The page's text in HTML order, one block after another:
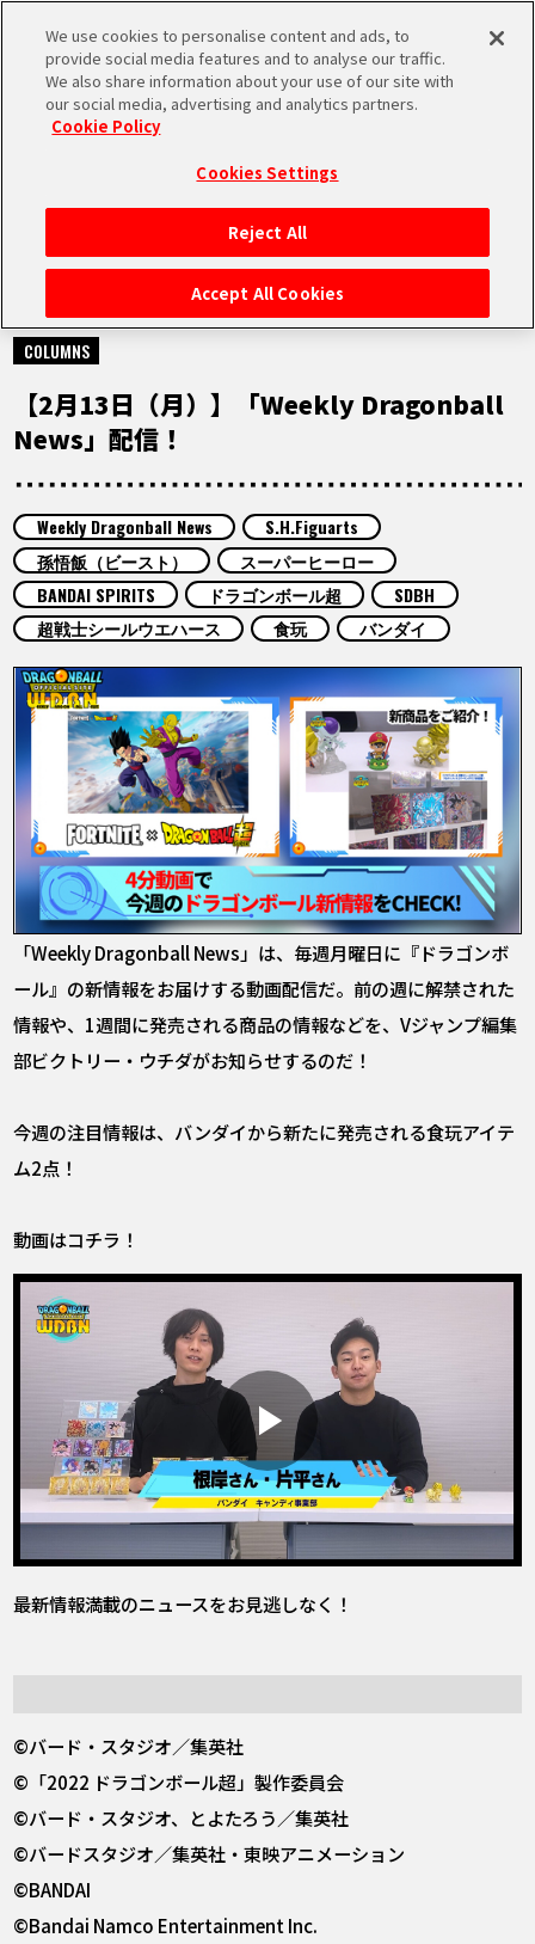
MEN
HOME
NEWS
RANKING
MOVIE
COLUMNS
ABOUT
LANGUAGE
EN FR DE ES
NEWS
2023.02.13
COLUMNS
【2月13日（月）】「Weekly Dragonball
News」配信！
Weekly Dragonball News
S.H.Figuarts
孫悟飯（ビースト）
スーパーヒーロー
BANDAI SPIRITS
ドラゴンボール超
SDBH
超戦士シールウエハース
食玩 バンダイ
「Weekly Dragonball News」は、毎週月曜日に『ドラゴンボ
ール』の新情報をお届けする動画配信だ。前の週に解禁された
情報や、1週間に発売される商品の情報などを、Vジャンプ編集
部ビクトリー・ウチダがお知らせするのだ！
今週の注目情報は、バンダイから新たに発売される食玩アイテ
ム2点！
動画はコチラ！
最新情報満載のニュースをお見逃しなく！
©バード・スタジオ／集英社
©「2022 ドラゴンボール超」製作委員会
©バード・スタジオ、とよたろう／集英社
©バードスタジオ／集英社・東映アニメーション
©BANDAI
©Bandai Namco Entertainment Inc.
We use cookies to personalise content and ads, to
provide social media features and to analyse our traffic.
We also share information about your use of our site with
our social media, advertising and analytics partners.
Cookie Policy
Cookies Settings
Reject All
Accept All Cookies